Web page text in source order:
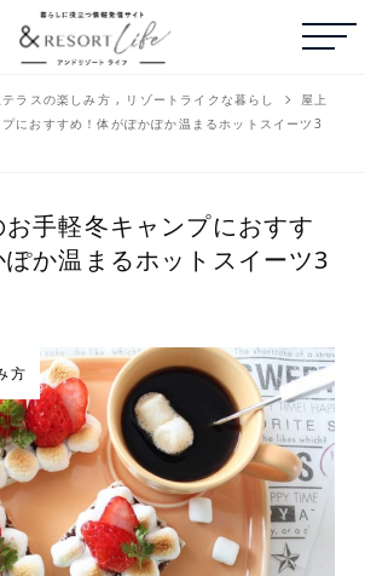
テラスの楽しみ方 , リゾートライクな暮らし
屋上
におすすめ！体がぽかぽか温まるホットスイーツ3
手軽冬キャンプにおすす
か温まるホットスイーツ3
方